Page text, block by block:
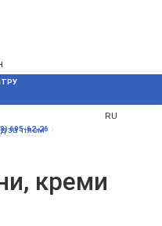
RU
695-62-26
за тілом
креми